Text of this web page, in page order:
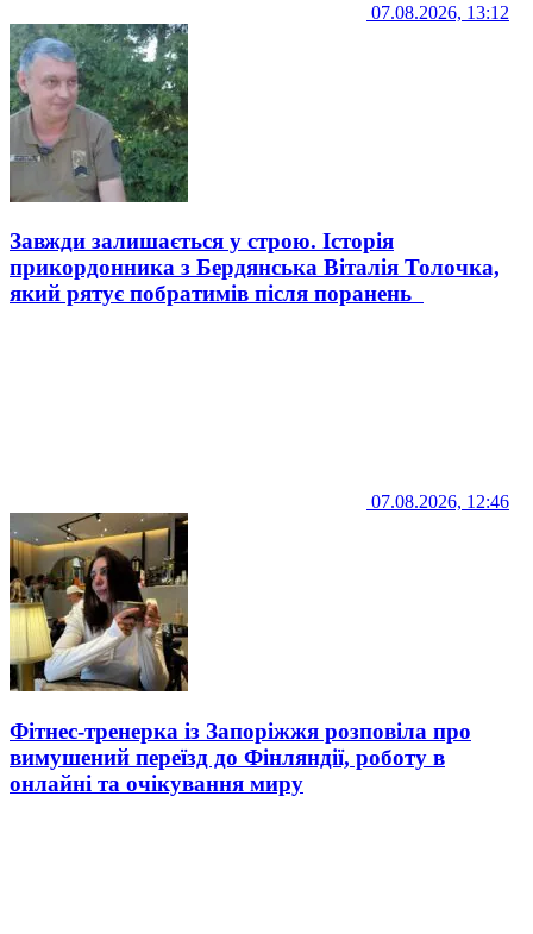
07.08.2026, 13:12
Завжди залишається у строю. Історія
прикордонника з Бердянська Віталія Толочка,
який рятує побратимів після поранень
07.08.2026, 12:46
Фітнес-тренерка із Запоріжжя розповіла про
вимушений переїзд до Фінляндії, роботу в
онлайні та очікування миру